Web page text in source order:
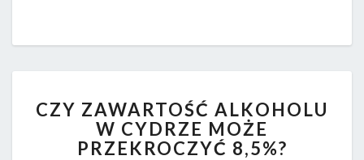
ZAWARTOŚĆ
ALKOHOLU
W
CZY ZAWARTOŚĆ ALKOHOLU
W CYDRZE MOŻE
PRZEKROCZYĆ 8,5%?